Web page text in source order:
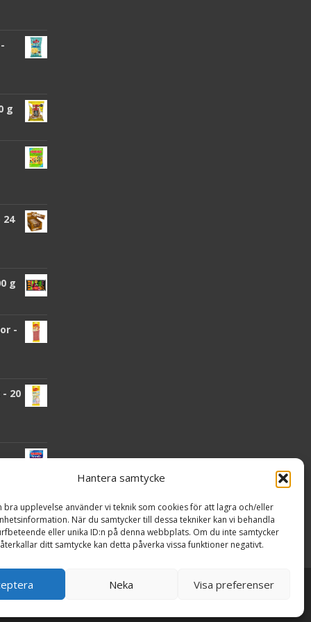
Hantera samtycke
bra upplevelse använder vi teknik som cookies för att lagra och/eller
När du samtycker till dessa tekniker kan vi behandla
eller unika ID:n på denna webbplats. Om du inte samtycker
ditt samtycke kan detta påverka vissa funktioner negativt.
Neka Visa preferenser
g
24
g
-
20
Powered by WordPress